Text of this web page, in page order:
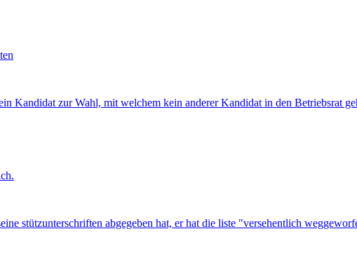
Kandidat zur Wahl, mit welchem kein anderer Kandidat in den Betriebsrat
stützunterschriften abgegeben hat, er hat die liste "versehentlich